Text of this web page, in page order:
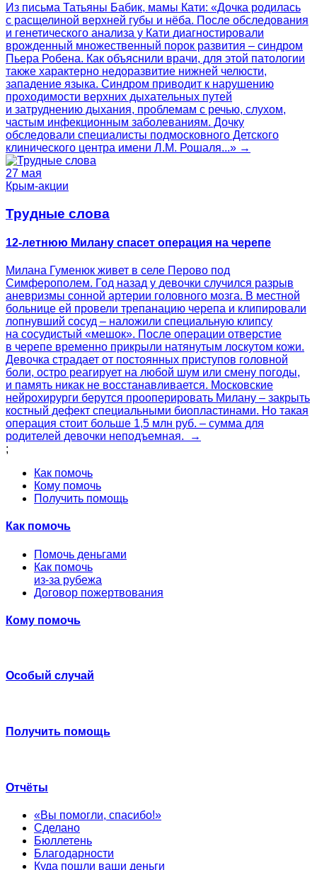
Из письма Татьяны Бабик, мамы Кати: «Дочка родилась
с расщелиной верхней губы и нёба. После обследования
и генетического анализа у Кати диагностировали
врожденный множественный порок развития – синдром
Пьера Робена. Как объяснили врачи, для этой патологии
также характерно недоразвитие нижней челюсти,
западение языка. Синдром приводит к нарушению
проходимости верхних дыхательных путей
и затруднению дыхания, проблемам с речью, слухом,
частым инфекционным заболеваниям. Дочку
обследовали специалисты подмосковного Детского
клинического центра имени Л.М. Рошаля...» →
27 мая
Крым-акции
Трудные слова
12-летнюю Милану спасет операция на черепе
Милана Гуменюк живет в селе Перово под
Симферополем. Год назад у девочки случился разрыв
аневризмы сонной артерии головного мозга. В местной
больнице ей провели трепанацию черепа и клипировали
лопнувший сосуд – наложили специальную клипсу
на сосудистый «мешок». После операции отверстие
в черепе временно прикрыли натянутым лоскутом кожи.
Девочка страдает от постоянных приступов головной
боли, остро реагирует на любой шум или смену погоды,
и память никак не восстанавливается. Московские
нейрохирурги берутся прооперировать Милану – закрыть
костный дефект специальными биопластинами. Но такая
операция стоит больше 1,5 млн руб. – сумма для
родителей девочки неподъемная. →
;
Как помочь
Кому помочь
Получить помощь
Как помочь
Помочь деньгами
Как помочь
из-за рубежа
Договор пожертвования
Кому помочь
Особый случай
Получить помощь
Отчёты
«Вы помогли, спасибо!»
Сделано
Бюллетень
Благодарности
Куда пошли ваши деньги